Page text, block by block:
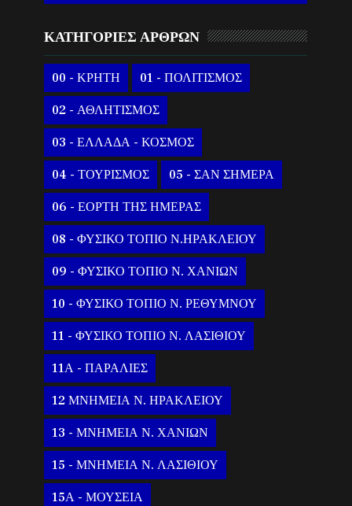
ΚΑΤΗΓΟΡΙΕΣ ΑΡΘΡΩΝ
00 - ΚΡΗΤΗ 01 - ΠΟΛΙΤΙΣΜΟΣ
02 - ΑΘΛΗΤΙΣΜΟΣ
03 - ΕΛΛΑΔΑ - ΚΟΣΜΟΣ
04 - ΤΟΥΡΙΣΜΟΣ 05 - ΣΑΝ ΣΗΜΕΡΑ
06 - ΕΟΡΤΗ ΤΗΣ ΗΜΕΡΑΣ
08 - ΦΥΣΙΚΟ ΤΟΠΙΟ Ν.ΗΡΑΚΛΕΙΟΥ
09 - ΦΥΣΙΚΟ ΤΟΠΙΟ Ν. ΧΑΝΙΩΝ
10 - ΦΥΣΙΚΟ ΤΟΠΙΟ Ν. ΡΕΘΥΜΝΟΥ
11 - ΦΥΣΙΚΟ ΤΟΠΙΟ Ν. ΛΑΣΙΘΙΟΥ
11Α - ΠΑΡΑΛΙΕΣ
12 ΜΝΗΜΕΙΑ Ν. ΗΡΑΚΛΕΙΟΥ
13 - ΜΝΗΜΕΙΑ Ν. ΧΑΝΙΩΝ
15 - ΜΝΗΜΕΙΑ Ν. ΛΑΣΙΘΙΟΥ
15Α - ΜΟΥΣΕΙΑ